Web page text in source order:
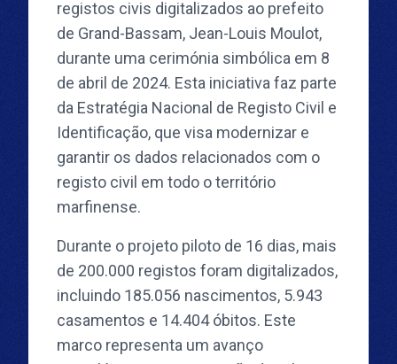
registos civis digitalizados ao prefeito
de Grand-Bassam, Jean-Louis Moulot,
durante uma cerimónia simbólica em 8
de abril de 2024. Esta iniciativa faz parte
da Estratégia Nacional de Registo Civil e
Identificação, que visa modernizar e
garantir os dados relacionados com o
registo civil em todo o território
marfinense.
Durante o projeto piloto de 16 dias, mais
de 200.000 registos foram digitalizados,
incluindo 185.056 nascimentos, 5.943
casamentos e 14.404 óbitos. Este
marco representa um avanço